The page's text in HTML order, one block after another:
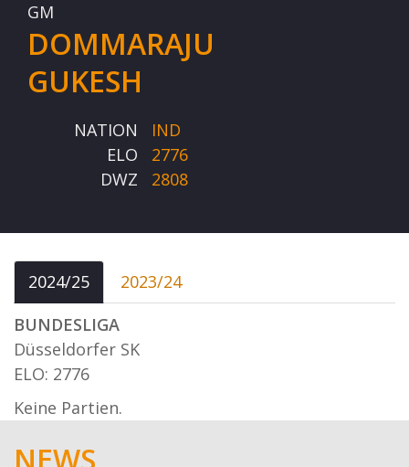
GM
DOMMARAJU
GUKESH
NATION
IND
ELO
2776
DWZ
2808
2024/25
2023/24
BUNDESLIGA
Düsseldorfer SK
ELO: 2776
Keine Partien.